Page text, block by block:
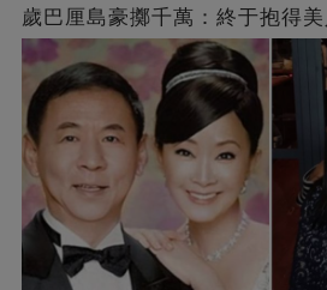
歲巴厘島豪擲千萬：終于抱得